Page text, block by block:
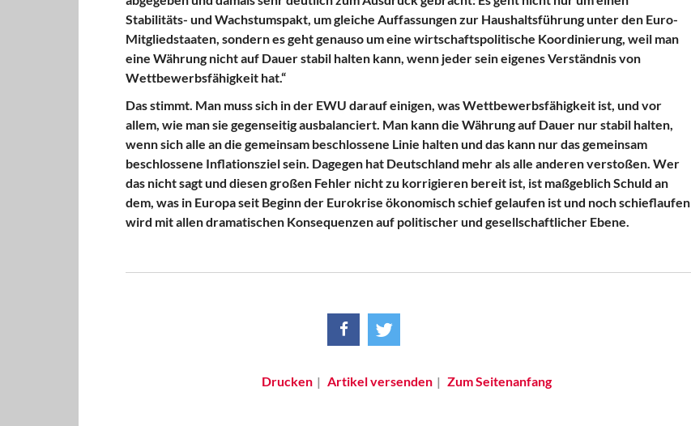
Stabilitäts- und Wachstumspakt, um gleiche Auffassungen zur Haushaltsführung unter den Euro-
Mitgliedstaaten, sondern es geht genauso um eine wirtschaftspolitische Koordinierung, weil man
eine Währung nicht auf Dauer stabil halten kann, wenn jeder sein eigenes Verständnis von
Wettbewerbsfähigkeit hat.“
Das stimmt. Man muss sich in der EWU darauf einigen, was Wettbewerbsfähigkeit ist, und vor
allem, wie man sie gegenseitig ausbalanciert. Man kann die Währung auf Dauer nur stabil halten,
wenn sich alle an die gemeinsam beschlossene Linie halten und das kann nur das gemeinsam
beschlossene Inflationsziel sein. Dagegen hat Deutschland mehr als alle anderen verstoßen. Wer
das nicht sagt und diesen großen Fehler nicht zu korrigieren bereit ist, ist maßgeblich Schuld an
dem, was in Europa seit Beginn der Eurokrise ökonomisch schief gelaufen ist und noch schieflaufen
wird mit allen dramatischen Konsequenzen auf politischer und gesellschaftlicher Ebene.
Drucken Artikel versenden Zum Seitenanfang